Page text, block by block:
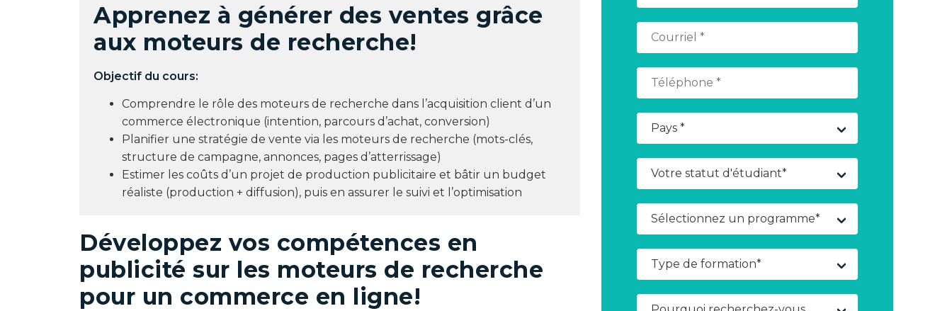
Apprenez à générer des ventes grâce
aux moteurs de recherche!
Objectif du cours:
Comprendre le rôle des moteurs de recherche dans l’acquisition client d’un
commerce électronique (intention, parcours d’achat, conversion)
Planifier une stratégie de vente via les moteurs de recherche (mots-clés,
structure de campagne, annonces, pages d’atterrissage)
Estimer les coûts d’un projet de production publicitaire et bâtir un budget
réaliste (production + diffusion), puis en assurer le suivi et l’optimisation
Développez vos compétences en
publicité sur les moteurs de recherche
pour un commerce en ligne!